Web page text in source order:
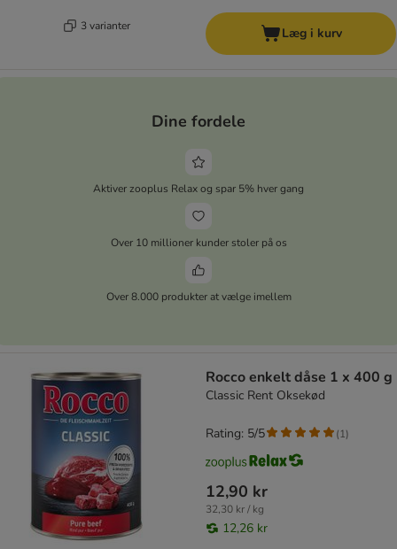
3 varianter Læg i kurv
Dine fordele
Aktiver zooplus Relax og spar 5% hver gang
Over 10 millioner kunder stoler på os
Over 8.000 produkter at vælge imellem
Rocco enkelt dåse 1 x 400 g
Classic Rent Oksekød
12,90 kr
32,30 kr / kg
12,26 kr
Rating: 5/5 (1)